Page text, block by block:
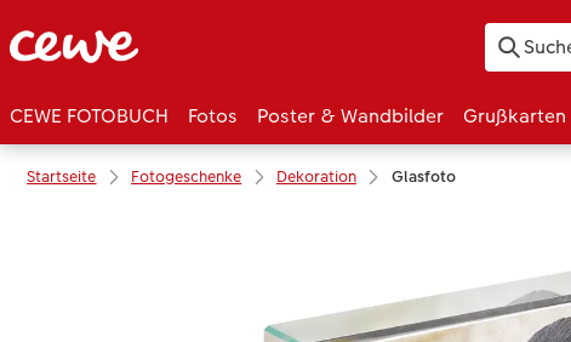
CEWE FOTOBUCH Fotos Poster & Wandbilder Grußkarten
Startseite Fotogeschenke Dekoration Glasfoto